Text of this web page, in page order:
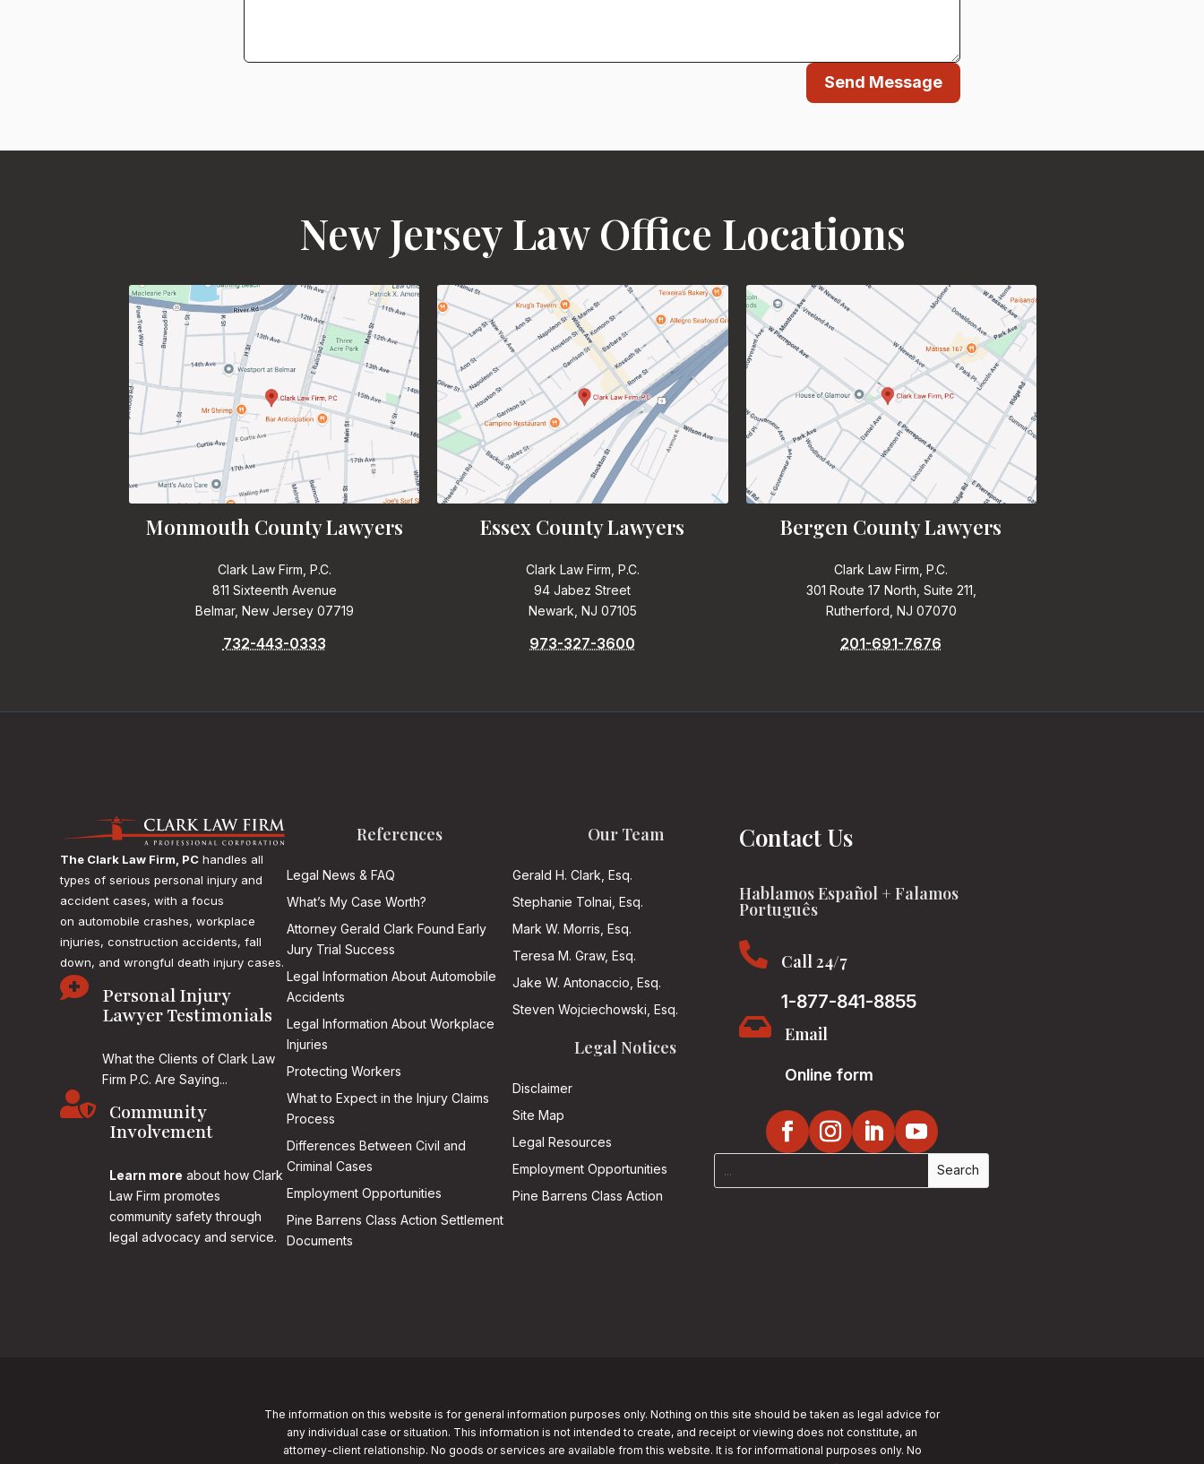
Send Message
New Jersey Law Office Locations
Monmouth County Lawyers
Clark Law Firm, P.C.
811 Sixteenth Avenue
Belmar, New Jersey 07719
732-443-0333
Essex County Lawyers
Clark Law Firm, P.C.
94 Jabez Street
Newark, NJ 07105
973-327-3600
Bergen County Lawyers
Clark Law Firm, P.C.
301 Route 17 North, Suite 211,
Rutherford, NJ 07070
201-691-7676
The Clark Law Firm, PC handles all
types of serious personal injury and
accident cases, with a focus
on automobile crashes, workplace
injuries, construction accidents, fall
down, and wrongful death injury cases.

Personal Injury
Lawyer Testimonials
What the Clients of Clark Law
Firm P.C. Are Saying...

Community
Involvement
Learn more about how Clark
Law Firm promotes
community safety through
legal advocacy and service.
References
Legal News & FAQ
What’s My Case Worth?
Attorney Gerald Clark Found Early
Jury Trial Success
Legal Information About Automobile
Accidents
Legal Information About Workplace
Injuries
Protecting Workers
What to Expect in the Injury Claims
Process
Differences Between Civil and
Criminal Cases
Employment Opportunities
Pine Barrens Class Action Settlement
Documents
Our Team
Gerald H. Clark, Esq.
Stephanie Tolnai, Esq.
Mark W. Morris, Esq.
Teresa M. Graw, Esq.
Jake W. Antonaccio, Esq.
Steven Wojciechowski, Esq.
Legal Notices
Disclaimer
Site Map
Legal Resources
Employment Opportunities
Pine Barrens Class Action
Contact Us
Hablamos Español + Falamos
Português

Call 24/7
1-877-841-8855
 Email
Online form
The information on this website is for general information purposes only. Nothing on this site should be taken as legal advice for
any individual case or situation. This information is not intended to create, and receipt or viewing does not constitute, an
attorney-client relationship. No goods or services are available from this website. It is for informational purposes only. No